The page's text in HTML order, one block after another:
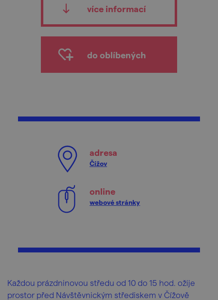
více informací
do oblíbených
adresa
Čížov
online
webové stránky
Každou prázdninovou středu od 10 do 15 hod. ožije
prostor před Návštěvnickým střediskem v Čížově